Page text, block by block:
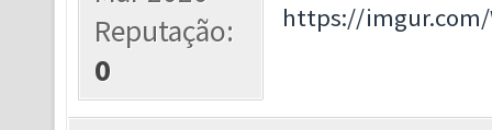
Reputação:
0
https://imgur.com/